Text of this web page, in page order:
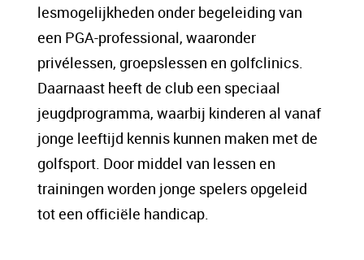
lesmogelijkheden onder begeleiding van
een PGA-professional, waaronder
privélessen, groepslessen en golfclinics.
Daarnaast heeft de club een speciaal
jeugdprogramma, waarbij kinderen al vanaf
jonge leeftijd kennis kunnen maken met de
golfsport. Door middel van lessen en
trainingen worden jonge spelers opgeleid
tot een officiële handicap.